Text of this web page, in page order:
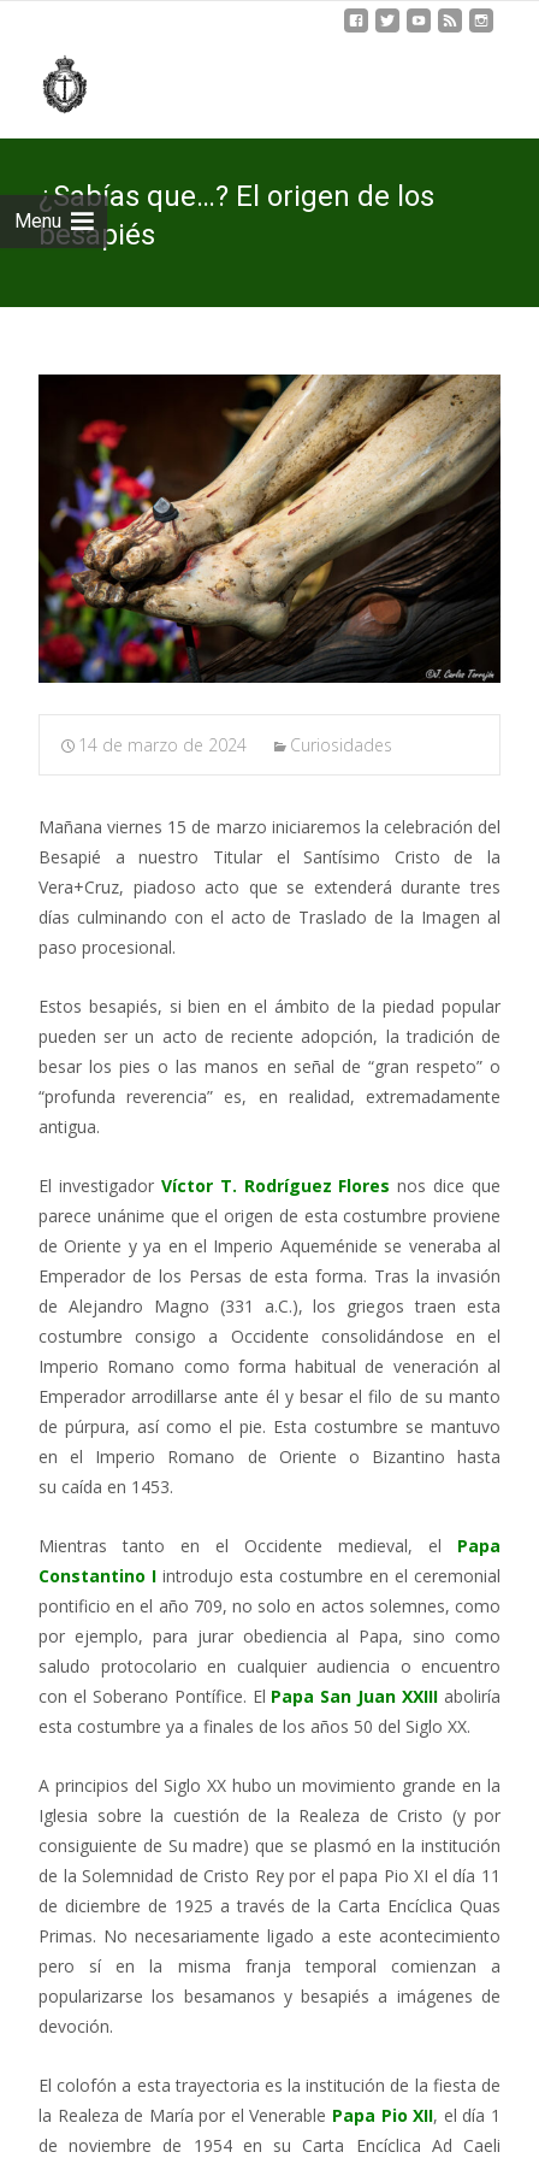
Menu
¿Sabías que…? El origen de los
besapiés
14 de marzo de 2024 Curiosidades
Mañana viernes 15 de marzo iniciaremos la celebración del
Besapié a nuestro Titular el Santísimo Cristo de la
Vera+Cruz, piadoso acto que se extenderá durante tres
días culminando con el acto de Traslado de la Imagen al
paso procesional.
Estos besapiés, si bien en el ámbito de la piedad popular
pueden ser un acto de reciente adopción, la tradición de
besar los pies o las manos en señal de “gran respeto” o
“profunda reverencia” es, en realidad, extremadamente
antigua.
El investigador Víctor T. Rodríguez Flores nos dice que
parece unánime que el origen de esta costumbre proviene
de Oriente y ya en el Imperio Aqueménide se veneraba al
Emperador de los Persas de esta forma. Tras la invasión
de Alejandro Magno (331 a.C.), los griegos traen esta
costumbre consigo a Occidente consolidándose en el
Imperio Romano como forma habitual de veneración al
Emperador arrodillarse ante él y besar el filo de su manto
de púrpura, así como el pie. Esta costumbre se mantuvo
en el Imperio Romano de Oriente o Bizantino hasta
su caída en 1453.
Mientras tanto en el Occidente medieval, el Papa
Constantino I introdujo esta costumbre en el ceremonial
pontificio en el año 709, no solo en actos solemnes, como
por ejemplo, para jurar obediencia al Papa, sino como
saludo protocolario en cualquier audiencia o encuentro
con el Soberano Pontífice. El Papa San Juan XXIII aboliría
esta costumbre ya a finales de los años 50 del Siglo XX.
A principios del Siglo XX hubo un movimiento grande en la
Iglesia sobre la cuestión de la Realeza de Cristo (y por
consiguiente de Su madre) que se plasmó en la institución
de la Solemnidad de Cristo Rey por el papa Pio XI el día 11
de diciembre de 1925 a través de la Carta Encíclica Quas
Primas. No necesariamente ligado a este acontecimiento
pero sí en la misma franja temporal comienzan a
popularizarse los besamanos y besapiés a imágenes de
devoción.
El colofón a esta trayectoria es la institución de la fiesta de
la Realeza de María por el Venerable Papa Pio XII, el día 1
de noviembre de 1954 en su Carta Encíclica Ad Caeli